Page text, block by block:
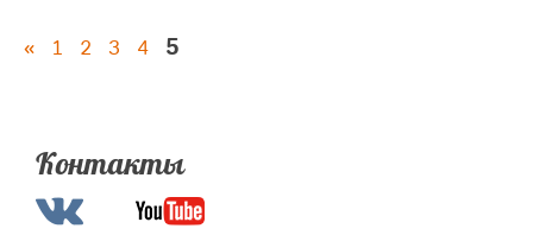
« 1 2 3 4 5
Контакты